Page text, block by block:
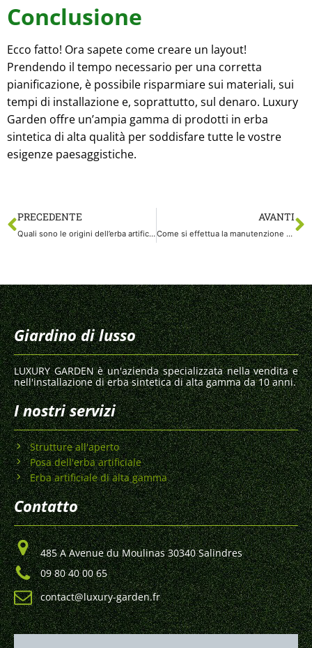
Conclusione
Ecco fatto! Ora sapete come creare un layout!
Prendendo il tempo necessario per una corretta
pianificazione, è possibile risparmiare sui materiali, sui
tempi di installazione e, soprattutto, sul denaro. Luxury
Garden offre un’ampia gamma di prodotti in erba
sintetica di alta qualità per soddisfare tutte le vostre
esigenze paesaggistiche.
PRECEDENTE
Quali sono le origini dell’erba artificiale?
AVANTI
Come si effettua la manutenzione del pennello in erba artificiale?
Giardino di lusso
LUXURY GARDEN è un'azienda specializzata nella vendita e
nell'installazione di erba sintetica di alta gamma da 10 anni.
I nostri servizi
Strutture all'aperto
Posa dell'erba artificiale
Erba artificiale di alta gamma
Contatto
485 A Avenue du Moulinas 30340 Salindres
09 80 40 00 65
contact@luxury-garden.fr